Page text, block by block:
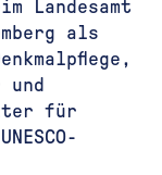
Landesamt
als
für